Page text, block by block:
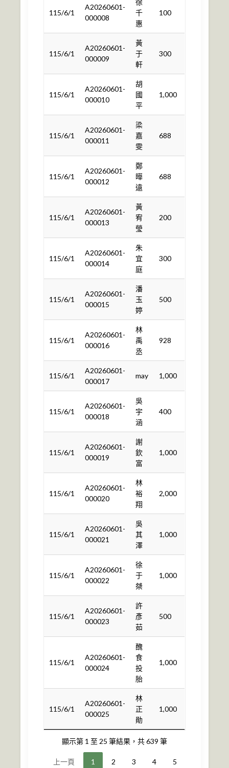
115/6/1
A20260601-
000008
徐
千
惠
100
115/6/1
A20260601-
000009
黃
于
軒
300
115/6/1
A20260601-
000010
胡
國
平
1,000
115/6/1
A20260601-
000011
梁
嘉
雯
688
115/6/1
A20260601-
000012
鄭
曄
遠
688
115/6/1
A20260601-
000013
黃
宥
瑩
200
115/6/1
A20260601-
000014
朱
宜
庭
300
115/6/1
A20260601-
000015
潘
玉
婷
500
115/6/1
A20260601-
000016
林
禹
丞
928
115/6/1
A20260601-
000017
may 1,000
115/6/1
A20260601-
000018
吳
宇
涵
400
115/6/1
A20260601-
000019
謝
欽
富
1,000
115/6/1
A20260601-
000020
林
裕
翔
2,000
115/6/1
A20260601-
000021
吳
其
澤
1,000
115/6/1
A20260601-
000022
徐
于
桀
1,000
115/6/1
A20260601-
000023
許
彥
茹
500
115/6/1
A20260601-
000024
醜
食
投
胎
1,000
115/6/1
A20260601-
000025
林
正
勛
1,000
顯示第 1 至 25 筆結果，共 639 筆
上一頁 1 2 3 4 5